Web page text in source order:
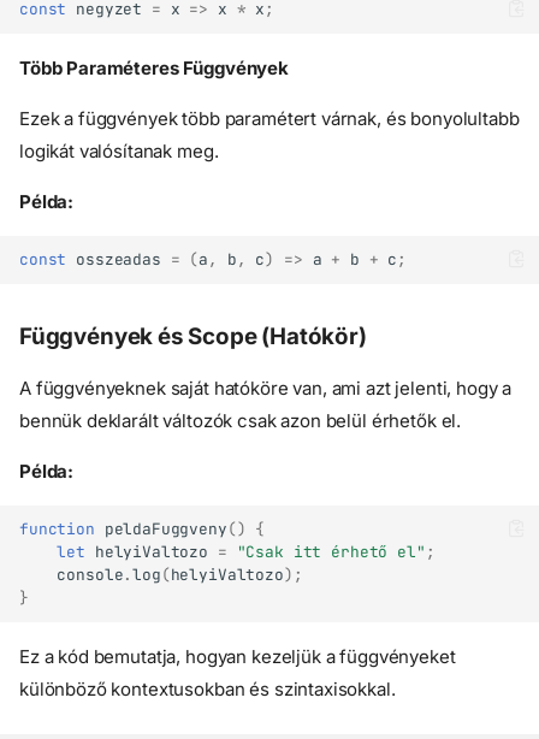
Matematikai függvények
String függvények
Saját függvények
Paraméter Nélküli
Több Paraméteres
Függvények
const negyzet = x => x * x ;
Több Paraméteres Függvények
Ezek a függvények több paramétert várnak, és bonyolultabb
logikát valósítanak meg.
Példa:
const osszeadas = (a, b, c) => a + b + c ;
Függvények és Scope (Hatókör)
A függvényeknek saját hatóköre van, ami azt jelenti, hogy a
bennük deklarált változók csak azon belül érhetők el.
Példa:
function peldaFuggveny() {
let helyiValtozo = "Csak itt érhető el" ;
console.log(helyiValtozo);
}
Ez a kód bemutatja, hogyan kezeljük a függvényeket
különböző kontextusokban és szintaxisokkal.